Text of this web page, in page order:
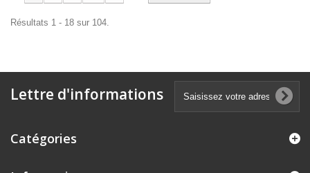
Résultats 1 - 18 sur 104.
Lettre d'informations
Catégories